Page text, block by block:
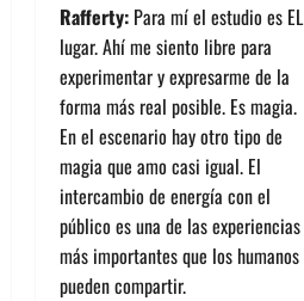
Rafferty: Para mí el estudio es EL
lugar. Ahí me siento libre para
experimentar y expresarme de la
forma más real posible. Es magia.
En el escenario hay otro tipo de
magia que amo casi igual. El
intercambio de energía con el
público es una de las experiencias
más importantes que los humanos
pueden compartir.